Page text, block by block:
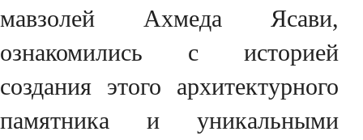
мавзолей Ахмеда Ясави,
ознакомились с историей
создания этого архитектурного
памятника и уникальными